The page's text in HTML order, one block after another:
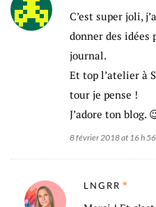
C’est super joli,
donner des idées
journal.
Et top l’atelier à
tour je pense !
J’adore ton blog.
8 février 2018 at 16 h
LNGRR